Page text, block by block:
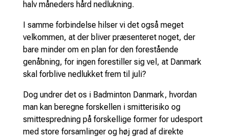
halv måneders hård nedlukning.
I samme forbindelse hilser vi det også meget
velkommen, at der bliver præsenteret noget, der
bare minder om en plan for den forestående
genåbning, for ingen forestiller sig vel, at Danmark
skal forblive nedlukket frem til juli?
Dog undrer det os i Badminton Danmark, hvordan
man kan beregne forskellen i smitterisiko og
smittespredning på forskellige former for udesport
med store forsamlinger og høj grad af direkte